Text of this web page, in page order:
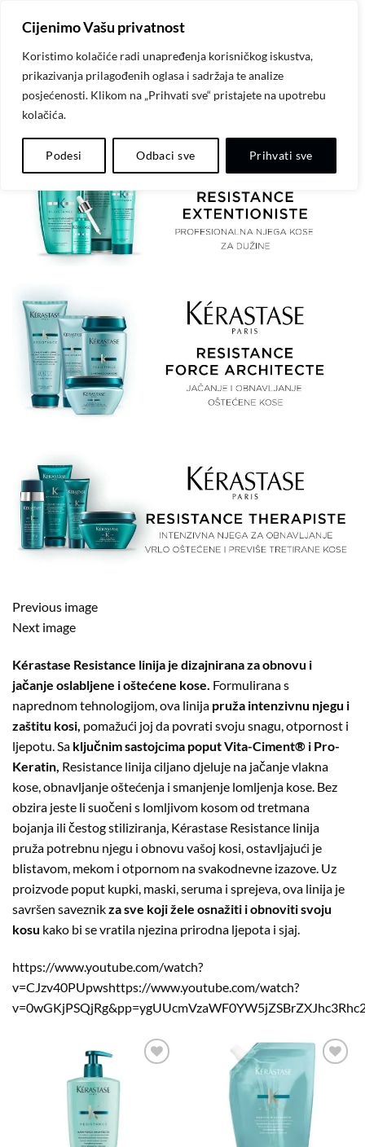
Cijenimo Vašu privatnost
Koristimo kolačiće radi unapređenja korisničkog iskustva,
prikazivanja prilagođenih oglasa i sadržaja te analize
posjećenosti. Klikom na „Prihvati sve“ pristajete na upotrebu
kolačića.
Podesi Odbaci sve Prihvati sve
content
KÉRASTASE PARIS – RESISTANCE
Previous image
Next image
Kérastase Resistance linija je dizajnirana za obnovu i
jačanje oslabljene i oštećene kose. Formulirana s
naprednom tehnologijom, ova linija pruža intenzivnu njegu i
zaštitu kosi, pomažući joj da povrati svoju snagu, otpornost i
ljepotu. Sa ključnim sastojcima poput Vita-Ciment® i Pro-
Keratin, Resistance linija ciljano djeluje na jačanje vlakna
kose, obnavljanje oštećenja i smanjenje lomljenja kose. Bez
obzira jeste li suočeni s lomljivom kosom od tretmana
bojanja ili čestog stiliziranja, Kérastase Resistance linija
pruža potrebnu njegu i obnovu vašoj kosi, ostavljajući je
blistavom, mekom i otpornom na svakodnevne izazove. Uz
proizvode poput kupki, maski, seruma i sprejeva, ova linija je
savršen saveznikza sve koji žele osnažiti i obnoviti svoju
kosu kako bi se vratila njezina prirodna ljepota i sjaj.
https://www.youtube.com/watch?
v=CJzv40PUpwshttps://www.youtube.com/watch?